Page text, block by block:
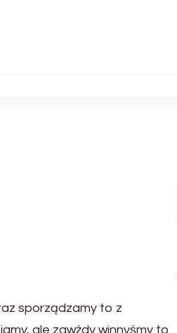
sporządzamy to z
ale zawżdy winnyśmy to